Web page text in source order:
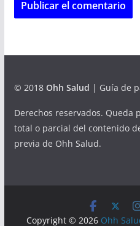
© 2018 Ohh Salud | Guía de
Derechos reservados.
total o parcial del contenido
previa de Ohh Salud.
Copyright © 2026 Ohh